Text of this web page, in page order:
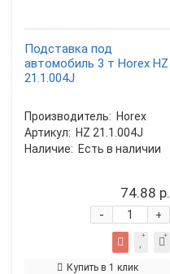
Подставка под
автомобиль 3 т Horex HZ
21.1.004J
Производитель: Horex
Артикул: HZ 21.1.004J
Наличие: Есть в наличии
74.88 р.
+
-
Купить в 1 клик